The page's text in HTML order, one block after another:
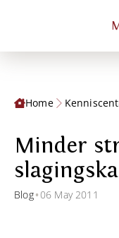
Home
Minder
Blog•06 May 2011